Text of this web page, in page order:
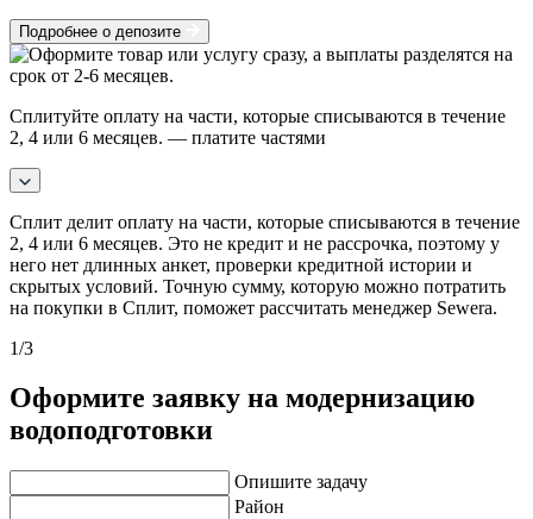
Подробнее о депозите
Сплитуйте оплату на части, которые списываются в течение
2, 4 или 6 месяцев. — платите частями
Сплит делит оплату на части, которые списываются в течение
2, 4 или 6 месяцев. Это не кредит и не рассрочка, поэтому у
него нет длинных анкет, проверки кредитной истории и
скрытых условий. Точную сумму, которую можно потратить
на покупки в Сплит, поможет рассчитать менеджер Sewera.
1/3
Оформите заявку на модернизацию
водоподготовки
Опишите задачу
Район